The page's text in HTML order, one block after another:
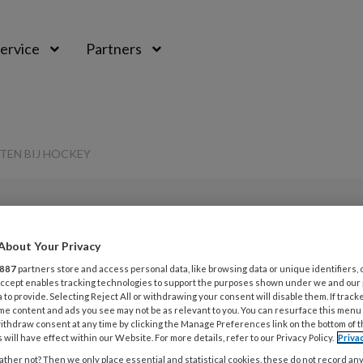
Partners
BIJ HOCKEY
Opslaan Reacties 0 Delen
van
4
Your Privacy
887 partners store and access personal data, like browsing data or unique identifiers,
enables tracking technologies to support the purposes shown under we and
to provide. Selecting Reject All or withdrawing your consent will disable them. If
content and ads you see may not be as relevant to you. You can resurface this
consent at any time by clicking the Manage Preferences link on the bottom of
will have effect within our Website. For more details, refer to our Privacy Policy.
not? Then we only place essential and statistical cookies, these do not record